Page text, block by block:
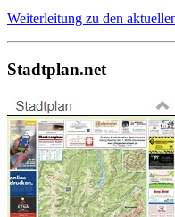
Weiterleitung zu den
Stadtplan.net